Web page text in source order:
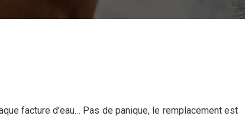
facture d’eau… Pas de panique, le remplacement est